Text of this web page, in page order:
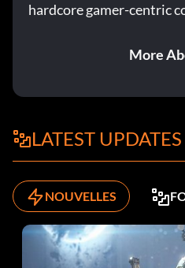
hardcore gamer-centric
More
LATEST UPDATES
NOUVELLES